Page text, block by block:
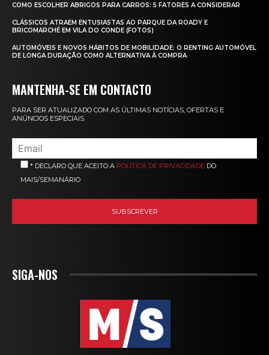
COMO ESCOLHER ABRIGOS PARA CARROS: 5 FATORES A CONSIDERAR
CLÁSSICOS ATRAEM ENTUSIASTAS AO PARQUE DA ROADY E
BRICOMARCHÉ EM VILA DO CONDE (FOTOS)
AUTOMÓVEIS E NOVOS HÁBITOS DE MOBILIDADE: O RENTING AUTOMÓVEL
DE LONGA DURAÇÃO COMO ALTERNATIVA À COMPRA
MANTENHA-SE EM CONTACTO
PARA SER ATUALIZADO COM AS ÚLTIMAS NOTÍCIAS, OFERTAS E
ANÚNCIOS ESPECIAIS.
* DECLARO QUE ACEITO A POLÍTICA DE PRIVACIDADE DO
MAIS/SEMANÁRIO
SIGA-NOS